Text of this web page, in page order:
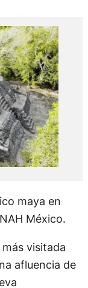
maya en
México.
más visitada
afluencia de